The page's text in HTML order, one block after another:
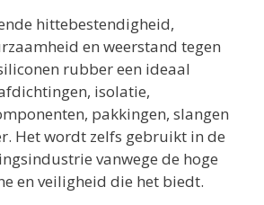
hittebestendigheid,
en weerstand tegen
rubber een ideaal
isolatie,
pakkingen, slangen
Het wordt zelfs gebruikt in de
vanwege de hoge
en veiligheid die het biedt.